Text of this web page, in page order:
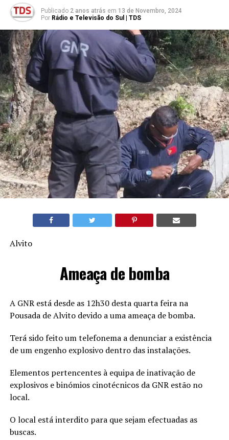
Publicado 2 anos atrás em 13 de Novembro, 2024
Por Rádio e Televisão do Sul | TDS
Alvito
Ameaça de bomba
A GNR está desde as 12h30 desta quarta feira na
Pousada de Alvito devido a uma ameaça de bomba.
Terá sido feito um telefonema a denunciar a existência
de um engenho explosivo dentro das instalações.
Elementos pertencentes à equipa de inativação de
explosivos e binómios cinotécnicos da GNR estão no
local.
O local está interdito para que sejam efectuadas as
buscas.